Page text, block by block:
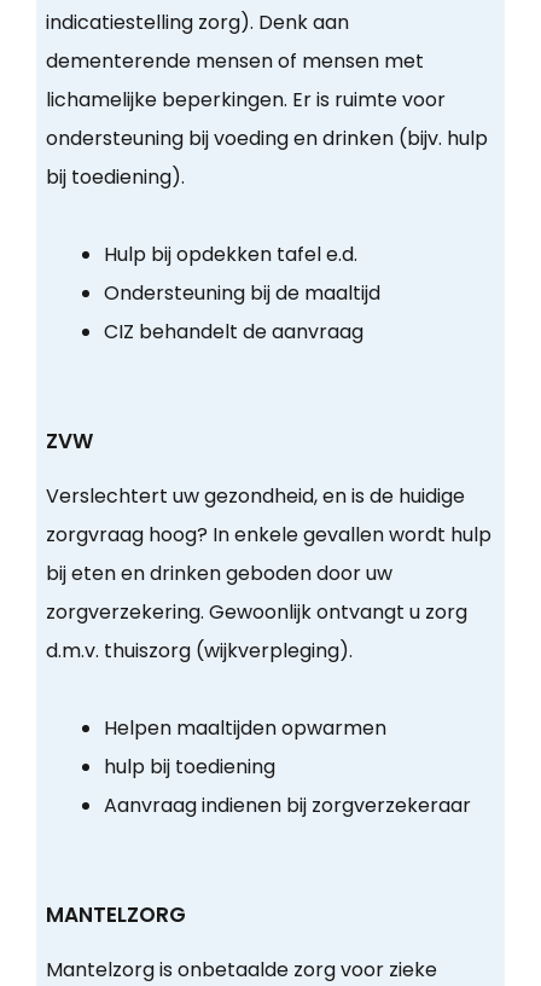
indicatiestelling zorg). Denk aan
dementerende mensen of mensen met
lichamelijke beperkingen. Er is ruimte voor
ondersteuning bij voeding en drinken (bijv. hulp
bij toediening).
Hulp bij opdekken tafel e.d.
Ondersteuning bij de maaltijd
CIZ behandelt de aanvraag
ZVW
Verslechtert uw gezondheid, en is de huidige
zorgvraag hoog? In enkele gevallen wordt hulp
bij eten en drinken geboden door uw
zorgverzekering. Gewoonlijk ontvangt u zorg
d.m.v. thuiszorg (wijkverpleging).
Helpen maaltijden opwarmen
hulp bij toediening
Aanvraag indienen bij zorgverzekeraar
MANTELZORG
Mantelzorg is onbetaalde zorg voor zieke